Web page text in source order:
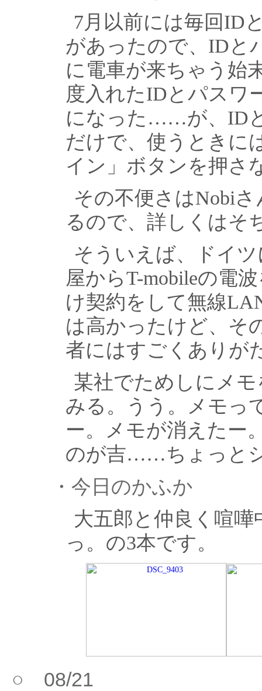
7月以前には毎回ID
があったので、IDと
に電車が来ちゃう始
度入れたIDとパスワ
になった……が、ID
だけで、使うときに
イン」ボタンを押さ
その不便さはNobi
るので、詳しくはそ
そういえば、ドイ
屋からT-mobileの電
け契約をして無線
は高かったけど、そ
者にはすごくありが
某社でためしにメ
みる。うう。メモっ
ー。メモが消えたー
のが吉……ちょっと
・今日のかふか
大五郎と仲良く喧
っ。の3本です。
○ 08/21